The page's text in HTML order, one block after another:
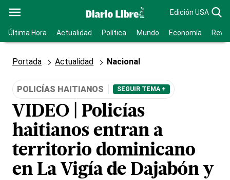
Edición USA
Última Hora Actualidad Política Mundo Economía
Portada Actualidad Nacional
POLICÍAS HAITIANOS SEGUIR TEMA +
VIDEO | Policías
haitianos entran a
territorio dominicano
en La Vigía de Dajabón y